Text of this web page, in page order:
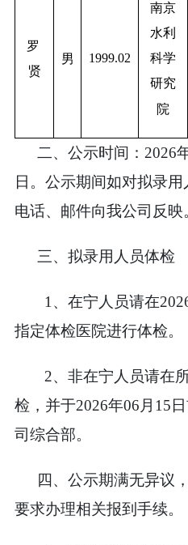
罗
贤
男 1999.02
南京
水利
科学
研究
院
二、公示时间： 2026
日。公示期间如对拟录
电话、邮件向我公司反映
三、拟录用人员体检
1、在宁人员请在
指定体检医院进行体检。
2、非在宁人员请在
检，并于2026年06月 15
司综合部。
四、公示期满无异议
要求办理相关报到手续。